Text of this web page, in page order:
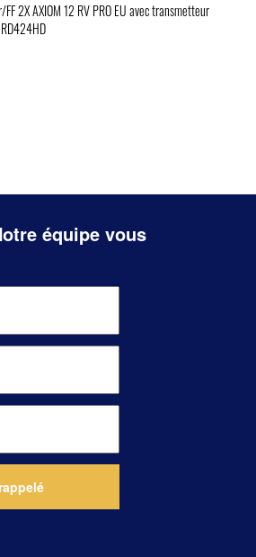
2X AXIOM 12 RV PRO EU avec transmetteur
équipe vous